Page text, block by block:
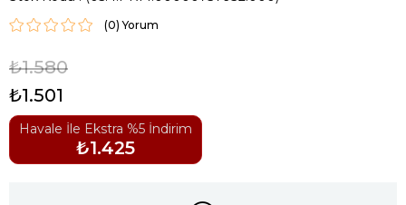
(0)
₺1.580
₺1.501
Havale İle Ekstra %5 İndirim
₺1.425